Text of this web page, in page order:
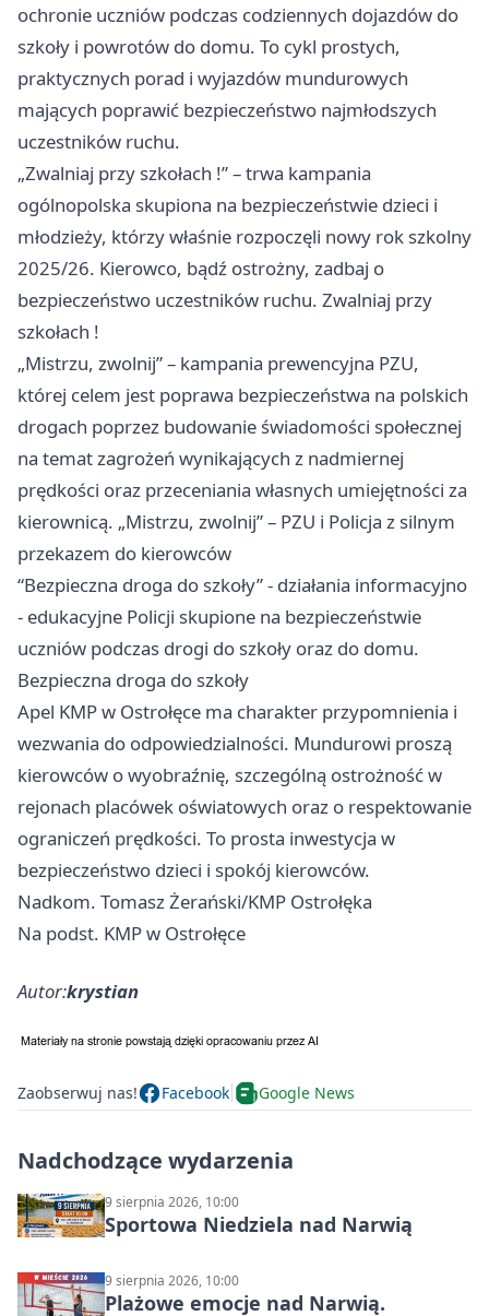
ochronie uczniów podczas codziennych dojazdów do
szkoły i powrotów do domu. To cykl prostych,
praktycznych porad i wyjazdów mundurowych
mających poprawić bezpieczeństwo najmłodszych
uczestników ruchu.
„Zwalniaj przy szkołach !” – trwa kampania
ogólnopolska skupiona na bezpieczeństwie dzieci i
młodzieży, którzy właśnie rozpoczęli nowy rok szkolny
2025/26. Kierowco, bądź ostrożny, zadbaj o
bezpieczeństwo uczestników ruchu. Zwalniaj przy
szkołach !
„Mistrzu, zwolnij” – kampania prewencyjna PZU,
której celem jest poprawa bezpieczeństwa na polskich
drogach poprzez budowanie świadomości społecznej
na temat zagrożeń wynikających z nadmiernej
prędkości oraz przeceniania własnych umiejętności za
kierownicą. „Mistrzu, zwolnij” – PZU i Policja z silnym
przekazem do kierowców
“Bezpieczna droga do szkoły” - działania informacyjno
- edukacyjne Policji skupione na bezpieczeństwie
uczniów podczas drogi do szkoły oraz do domu.
Bezpieczna droga do szkoły
Apel KMP w Ostrołęce ma charakter przypomnienia i
wezwania do odpowiedzialności. Mundurowi proszą
kierowców o wyobraźnię, szczególną ostrożność w
rejonach placówek oświatowych oraz o respektowanie
ograniczeń prędkości. To prosta inwestycja w
bezpieczeństwo dzieci i spokój kierowców.
Nadkom. Tomasz Żerański/KMP Ostrołęka
Na podst. KMP w Ostrołęce
Autor:krystian
Zaobserwuj nas! Facebook Google News
Nadchodzące wydarzenia
9 sierpnia 2026, 10:00
Sportowa Niedziela nad Narwią
9 sierpnia 2026, 10:00
Plażowe emocje nad Narwią.